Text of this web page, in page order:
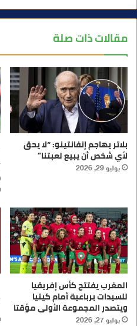
مقالات ذات صلة
بلاتر يهاجم إنفانتينو: “لا يحق
لأي شخص أن يبيع لعبتنا”
يوليو 29, 2026
المغرب يفتتح كأس إفريقيا
للسيدات برباعية أمام كينيا
ويتصدر المجموعة الأولى مؤقتا
يوليو 27, 2026